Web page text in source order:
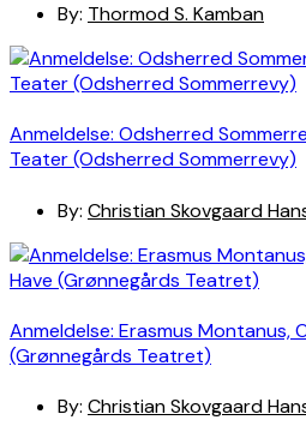
By: Thormod S. Kamban
Anmeldelse: Odsherred
Teater (Odsherred Sommerrevy)
By: Christian Skovgaard
Anmeldelse: Erasmus Montanus,
(Grønnegårds Teatret)
By: Christian Skovgaard